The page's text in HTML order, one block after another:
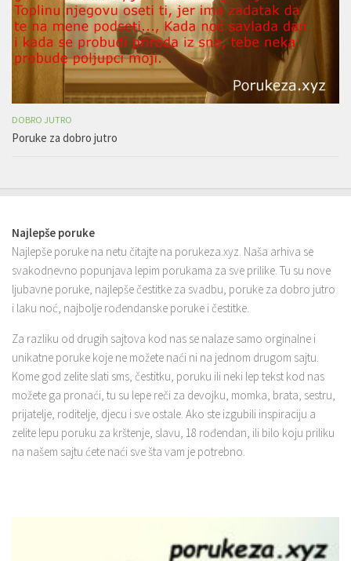
DOBRO JUTRO
Poruke za dobro jutro
Najlepše poruke
Najlepše poruke na netu čitajte na porukeza.xyz. Naša arhiva se
svakodnevno popunjava lepim porukama za sve prilike. Tu su nove
ljubavne poruke, najlepše čestitke za svadbu, poruke za dobro jutro
i laku noć, najbolje rođendanske poruke i čestitke.
Za razliku od drugih sajtova kod nas se nalaze samo orginalne i
unikatne poruke koje ne možete naći ni na jednom drugom sajtu.
Kome god zelite slati sms, čestitku, poruku ili neki lep tekst kod nas
možete ga pronaći, tu su lepe reči za devojku, momka, brata, sestru,
prijatelje, roditelje, djecu i sve ostale. Ako ste izgubili inspiraciju a
zelite lepu poruku za krštenje, slavu, 18 rođendan, ili bilo koju priliku
na našem sajtu ćete naći sve šta vam je potrebno.